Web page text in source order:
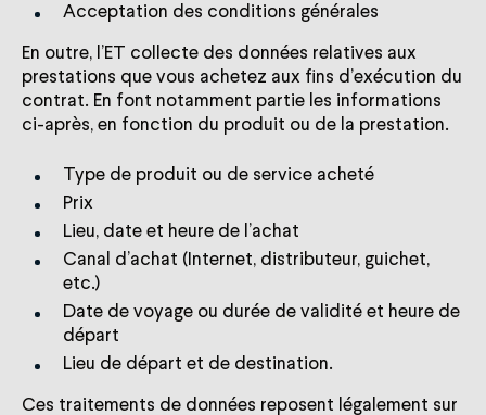
Acceptation des conditions générales
En outre, l’ET collecte des données relatives aux
prestations que vous achetez aux fins d’exécution du
contrat. En font notamment partie les informations
ci-après, en fonction du produit ou de la prestation.
Type de produit ou de service acheté
Prix
Lieu, date et heure de l’achat
Canal d’achat (Internet, distributeur, guichet,
etc.)
Date de voyage ou durée de validité et heure de
départ
Lieu de départ et de destination.
Ces traitements de données reposent légalement sur